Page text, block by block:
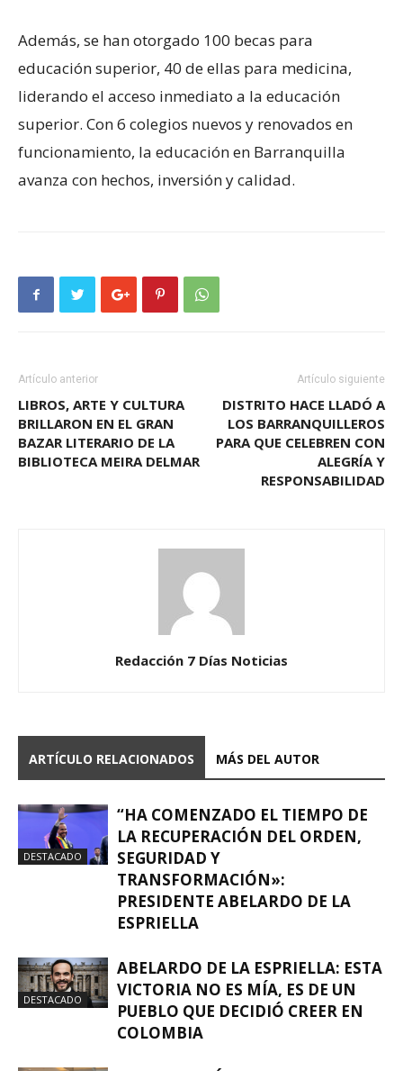
Además, se han otorgado 100 becas para
educación superior, 40 de ellas para medicina,
liderando el acceso inmediato a la educación
superior. Con 6 colegios nuevos y renovados en
funcionamiento, la educación en Barranquilla
avanza con hechos, inversión y calidad.
Artículo anterior
LIBROS, ARTE Y CULTURA
BRILLARON EN EL GRAN
BAZAR LITERARIO DE LA
BIBLIOTECA MEIRA DELMAR
Artículo siguiente
DISTRITO HACE LLADÓ A
LOS BARRANQUILLEROS
PARA QUE CELEBREN CON
ALEGRÍA Y
RESPONSABILIDAD
Redacción 7 Días Noticias
ARTÍCULO RELACIONADOS MÁS DEL AUTOR
DESTACADO
“HA COMENZADO EL TIEMPO DE
LA RECUPERACIÓN DEL ORDEN,
SEGURIDAD Y
TRANSFORMACIÓN»:
PRESIDENTE ABELARDO DE LA
ESPRIELLA
DESTACADO
ABELARDO DE LA ESPRIELLA: ESTA
VICTORIA NO ES MÍA, ES DE UN
PUEBLO QUE DECIDIÓ CREER EN
COLOMBIA